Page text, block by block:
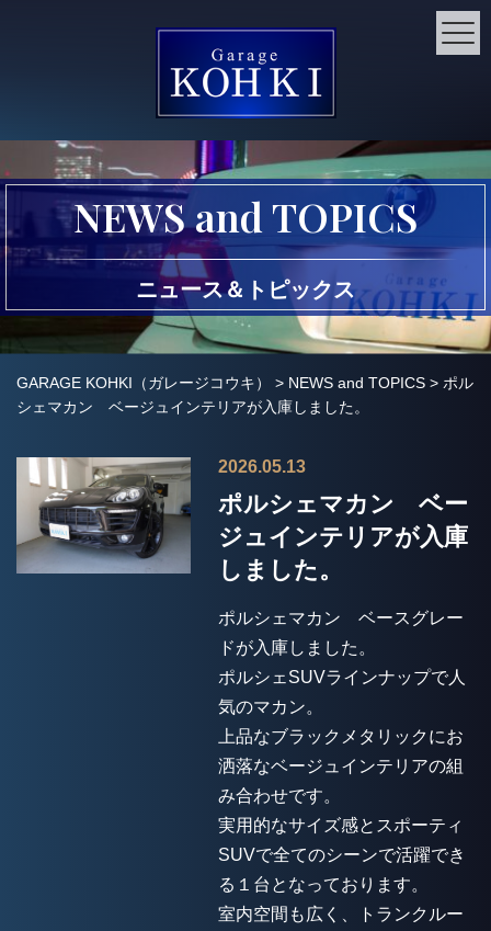
NEWS and TOPICS
ニュース＆トピックス
GARAGE KOHKI（ガレージコウキ） > NEWS and TOPICS > ポル
シェマカン ベージュインテリアが入庫しました。
2026.05.13
ポルシェマカン ベー
ジュインテリアが入庫
しました。
ポルシェマカン ベースグレー
ドが入庫しました。
ポルシェSUVラインナップで人
気のマカン。
上品なブラックメタリックにお
洒落なベージュインテリアの組
み合わせです。
実用的なサイズ感とスポーティ
SUVで全てのシーンで活躍でき
る１台となっております。
室内空間も広く、トランクルー